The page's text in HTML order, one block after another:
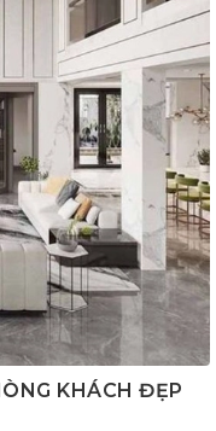
KHÁCH ĐẸP